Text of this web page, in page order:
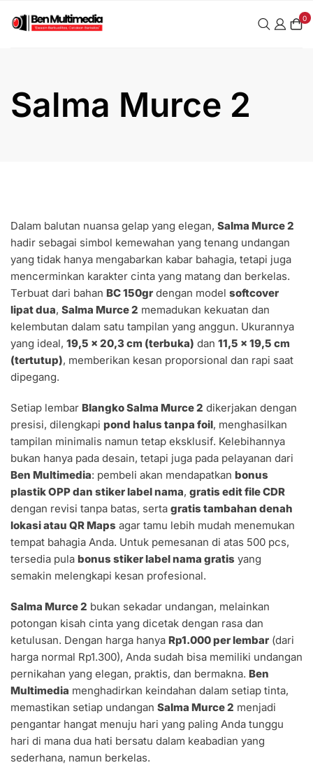
0
Salma Murce 2
Dalam balutan nuansa gelap yang elegan, Salma Murce 2
hadir sebagai simbol kemewahan yang tenang undangan
yang tidak hanya mengabarkan kabar bahagia, tetapi juga
mencerminkan karakter cinta yang matang dan berkelas.
Terbuat dari bahan BC 150gr dengan model softcover
lipat dua, Salma Murce 2 memadukan kekuatan dan
kelembutan dalam satu tampilan yang anggun. Ukurannya
yang ideal, 19,5 x 20,3 cm (terbuka) dan 11,5 x 19,5 cm
(tertutup), memberikan kesan proporsional dan rapi saat
dipegang.
Setiap lembar Blangko Salma Murce 2 dikerjakan dengan
presisi, dilengkapi pond halus tanpa foil, menghasilkan
tampilan minimalis namun tetap eksklusif. Kelebihannya
bukan hanya pada desain, tetapi juga pada pelayanan dari
Ben Multimedia: pembeli akan mendapatkan bonus
plastik OPP dan stiker label nama, gratis edit file CDR
dengan revisi tanpa batas, serta gratis tambahan denah
lokasi atau QR Maps agar tamu lebih mudah menemukan
tempat bahagia Anda. Untuk pemesanan di atas 500 pcs,
tersedia pula bonus stiker label nama gratis yang
semakin melengkapi kesan profesional.
Salma Murce 2 bukan sekadar undangan, melainkan
potongan kisah cinta yang dicetak dengan rasa dan
ketulusan. Dengan harga hanya Rp1.000 per lembar (dari
harga normal Rp1.300), Anda sudah bisa memiliki undangan
pernikahan yang elegan, praktis, dan bermakna. Ben
Multimedia menghadirkan keindahan dalam setiap tinta,
memastikan setiap undangan Salma Murce 2 menjadi
pengantar hangat menuju hari yang paling Anda tunggu
hari di mana dua hati bersatu dalam keabadian yang
sederhana, namun berkelas.